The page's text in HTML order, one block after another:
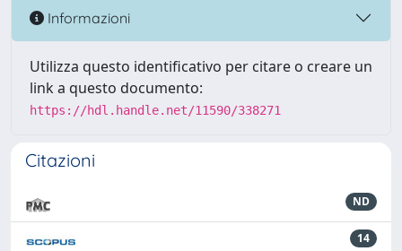
Informazioni
Utilizza questo identificativo per citare o creare un
link a questo documento:
https://hdl.handle.net/11590/338271
Citazioni
ND
14